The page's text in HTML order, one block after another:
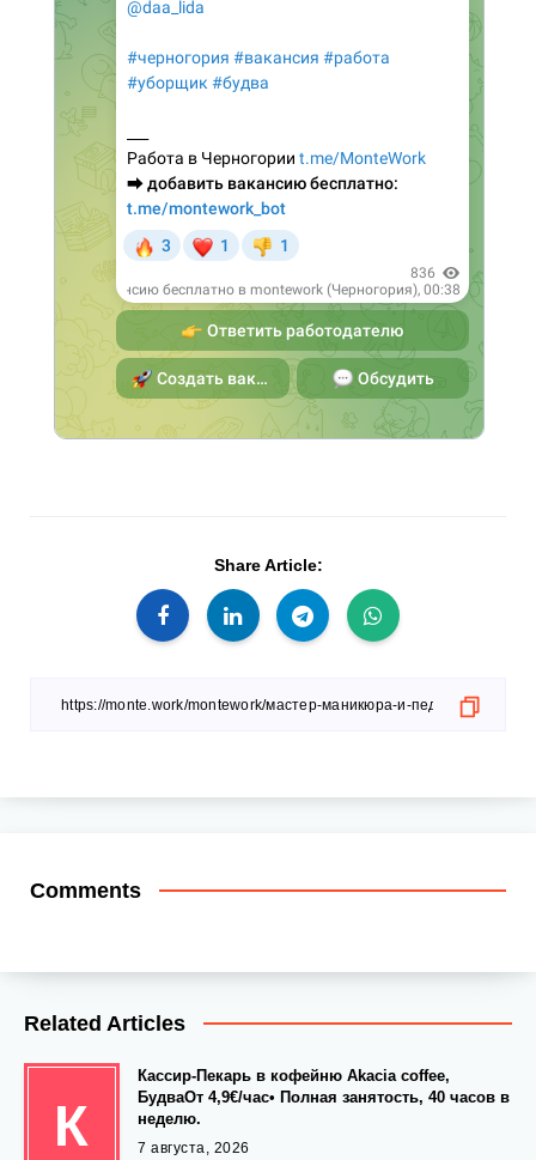
Share Article:
Comments
Related Articles
К
Кассир-Пекарь в кофейню Akacia coffee,
БудваОт 4,9€/час• Полная занятость, 40 часов в
неделю.
7 августа, 2026